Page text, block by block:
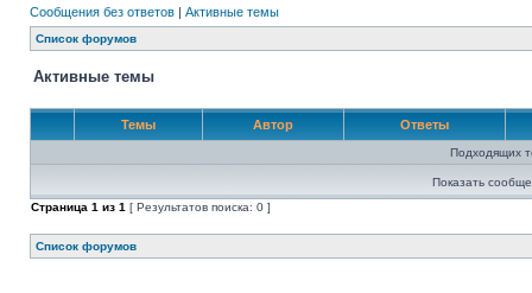
Сообщения без ответов | Активные темы
Список форумов
Активные темы
Темы Автор Ответы
Подходящих
Показать
Страница 1 из 1 [ Результатов поиска: 0 ]
Список форумов